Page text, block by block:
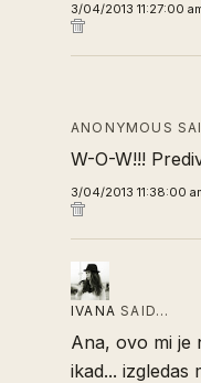
3/04/2013 11:27:00
ANONYMOUS
W-O-W!!!
3/04/2013 11:38:00
IVANA SAID…
Ana, ovo mi je
ikad...